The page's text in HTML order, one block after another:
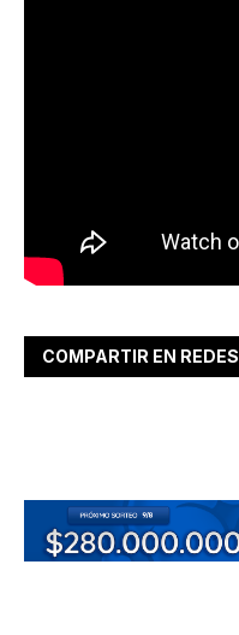
COMPARTIR EN REDES